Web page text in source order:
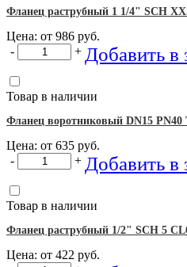
Фланец раструбный 1 1/4" SCH
Цена: от 986 руб.
-
+ Добавить в
Товар в наличии
Фланец воротниковый DN15 PN40
Цена: от 635 руб.
-
+ Добавить в
Товар в наличии
Фланец раструбный 1/2" SCH 5
Цена: от 422 руб.